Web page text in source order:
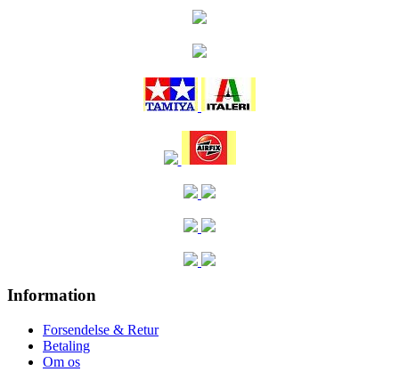
Information
Forsendelse & Retur
Betaling
Om os